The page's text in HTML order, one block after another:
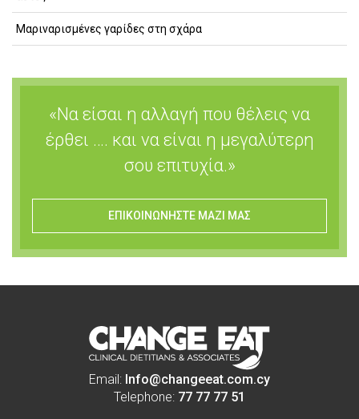
Μαριναρισμένες γαρίδες στη σχάρα
«Να είσαι η αλλαγή που θέλεις να
έρθει …. και να είναι η μεγαλύτερη
σου επιτυχία.»
ΕΠΙΚΟΙΝΩΝΗΣΤΕ ΜΑΖΙ ΜΑΣ
Email: Info@changeeat.com.cy
Telephone: 77 77 77 51